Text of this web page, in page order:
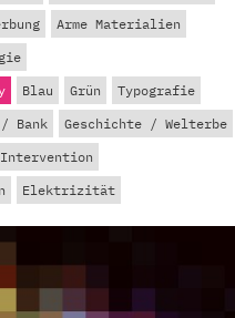
Arme Materialien
Blau Grün
Typografie
Bank
Geschichte / Welterbe
Elektrizität